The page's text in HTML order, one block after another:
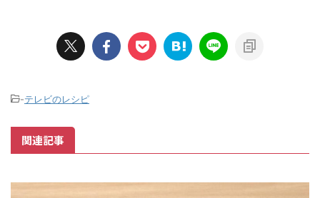
-テレビのレシピ
関連記事